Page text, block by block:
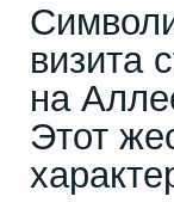
визита
на
Этот